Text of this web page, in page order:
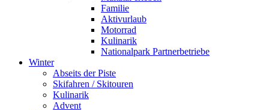
Familie
Aktivurlaub
Motorrad
Kulinarik
Nationalpark Partnerbetriebe
Winter
Abseits der Piste
Skifahren / Skitouren
Kulinarik
Advent